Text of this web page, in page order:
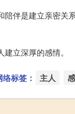
伴是建立亲密
立深厚的感情。
络标签： 主人